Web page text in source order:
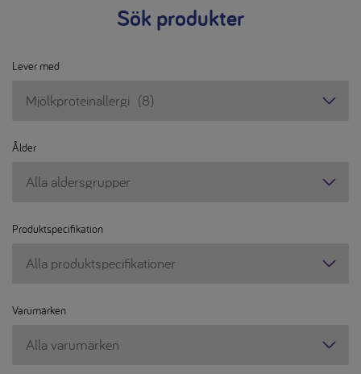
Sök produkter
Lever med
med
Ålder
Produktspecifikation
Varumärken